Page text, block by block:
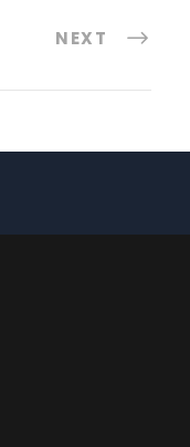
NEXT